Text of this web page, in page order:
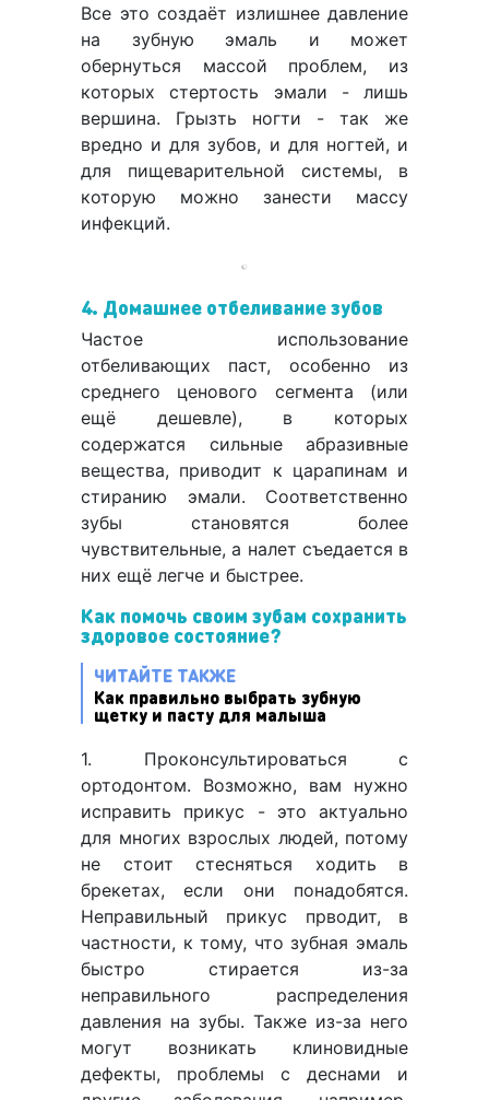
Все это создаёт излишнее давление
на зубную эмаль и может
обернуться массой проблем, из
которых стертость эмали - лишь
вершина. Грызть ногти - так же
вредно и для зубов, и для ногтей, и
для пищеварительной системы, в
которую можно занести массу
инфекций.
4. Домашнее отбеливание зубов
Частое использование
отбеливающих паст, особенно из
среднего ценового сегмента (или
ещё дешевле), в которых
содержатся сильные абразивные
вещества, приводит к царапинам и
стиранию эмали. Соответственно
зубы становятся более
чувствительные, а налет съедается в
них ещё легче и быстрее.
Как помочь своим зубам сохранить
здоровое состояние?
ЧИТАЙТЕ ТАКЖЕ
Как правильно выбрать зубную
щетку и пасту для малыша
1. Проконсультироваться с
ортодонтом. Возможно, вам нужно
исправить прикус - это актуально
для многих взрослых людей, потому
не стоит стесняться ходить в
брекетах, если они понадобятся.
Неправильный прикус прводит, в
частности, к тому, что зубная эмаль
быстро стирается из-за
неправильного распределения
давления на зубы. Также из-за него
могут возникать клиновидные
дефекты, проблемы с деснами и